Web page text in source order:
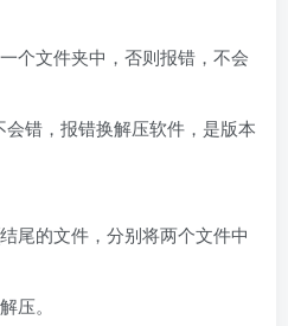
个文件夹中，否则报错，不会
错，报错换解压软件，是版本
尾的文件，分别将两个文件中
压。